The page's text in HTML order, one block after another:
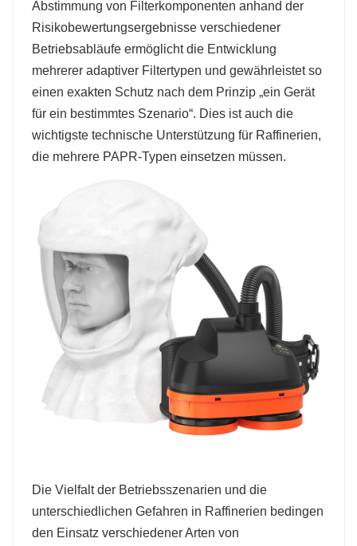
Abstimmung von Filterkomponenten anhand der
Risikobewertungsergebnisse verschiedener
Betriebsabläufe ermöglicht die Entwicklung
mehrerer adaptiver Filtertypen und gewährleistet so
einen exakten Schutz nach dem Prinzip „ein Gerät
für ein bestimmtes Szenario“. Dies ist auch die
wichtigste technische Unterstützung für Raffinerien,
die mehrere PAPR-Typen einsetzen müssen.
Die Vielfalt der Betriebsszenarien und die
unterschiedlichen Gefahren in Raffinerien bedingen
den Einsatz verschiedener Arten von